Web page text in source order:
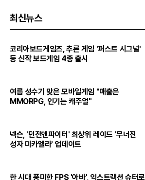
최신뉴스
코리아보드게임즈, 추론 게임 '퍼스트 시그널'
등 신작 보드게임 4종 출시
여름 성수기 맞은 모바일게임 "매출은
MMORPG, 인기는 캐주얼"
넥슨, '던전앤파이터' 최상위 레이드 '무너진
성자 미카엘라' 업데이트
한 시대 풍미한 FPS '아바', 익스트랙션 슈터로